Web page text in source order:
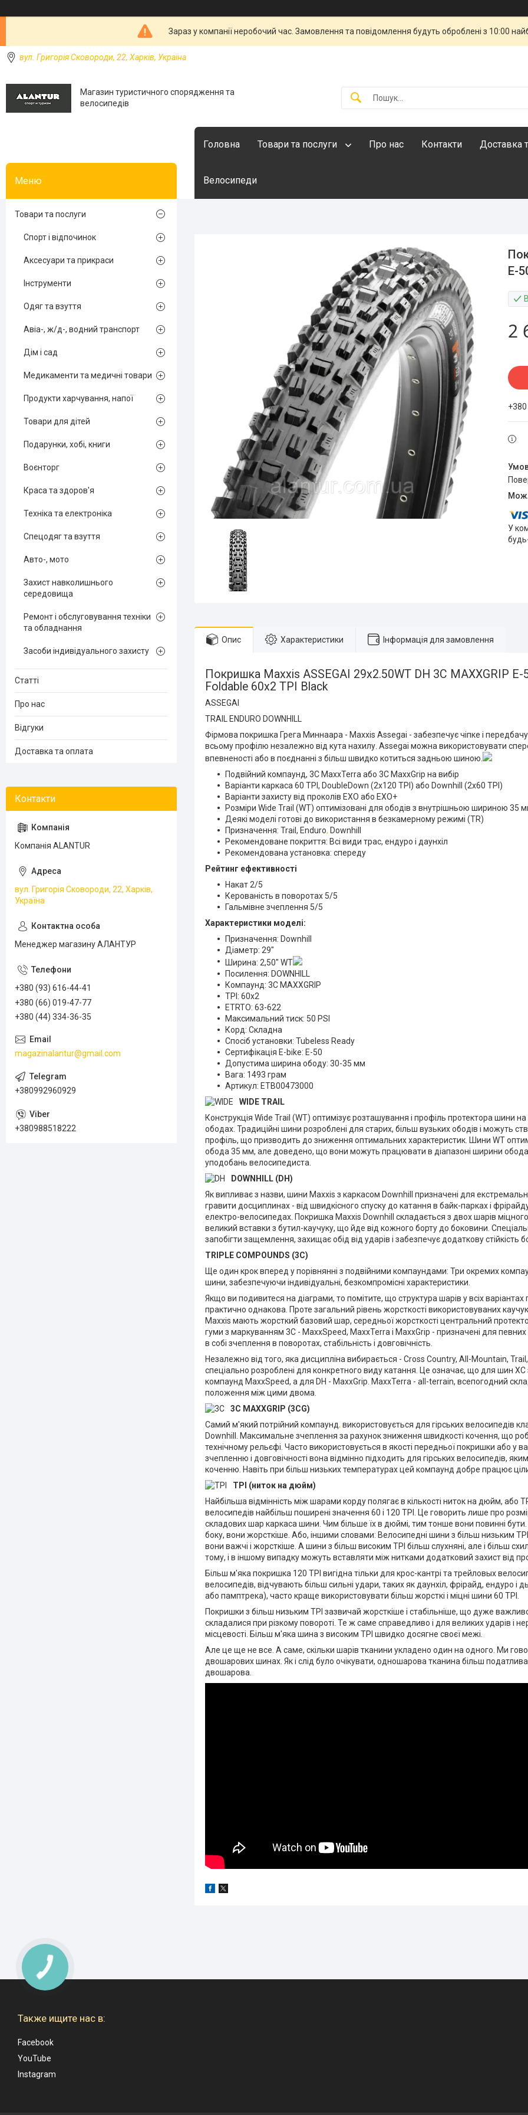
Зараз у компанії неробочий час. Замовлення та повідомлення будуть оброблені з 10:00
вул. Григорія Сковороди, 22, Харків, Україна
Магазин туристичного спорядження та
велосипедів
Головна Товари та послуги Про нас Контакти Доставка
Велосипеди
E-
2
У
Опис Характеристики Інформація для замовлення
Покришка Maxxis ASSEGAI 29x2.50WT DH 3C MAXXGRIP E-
Foldable 60x2 TPI Black
ASSEGAI
TRAIL ENDURO DOWNHILL
Фірмова покришка Грега Миннаара - Maxxis Assegai - забезпечує чіпке і
всьому профілю незалежно від кута нахилу. Assegai можна використовувати
впевненості або в поєднанні з більш швидко котиться задньою шиною.
Подвійний компаунд, 3C MaxxTerra або 3C MaxxGrip на вибір
Варіанти каркаса 60 TPI, DoubleDown (2x120 TPI) або Downhill (2x60 TPI)
Варіанти захисту від проколів EXO або EXO+
Розміри Wide Trail (WT) оптимізовані для ободів з внутрішньою шириною 35
Деякі моделі готові до використання в безкамерному режимі (TR)
Призначення: Trail, Enduro, Downhill
Рекомендоване покриття: Всі види трас, ендуро і даунхіл
Рекомендована установка: спереду
Рейтинг ефективності
Накат 2/5
Керованість в поворотах 5/5
Гальмівне зчеплення 5/5
Характеристики моделі:
Призначення: Downhill
Діаметр: 29"
Ширина: 2,50" WT
Посилення: DOWNHILL
Компаунд: 3C MAXXGRIP
TPI: 60x2
ETRTO: 63-622
Максимальний тиск: 50 PSI
Корд: Складна
Спосіб установки: Tubeless Ready
Сертифікація E-bike: E-50
Допустима ширина ободу: 30-35 мм
Вага: 1493 грам
Артикул: ETB00473000
WIDE TRAIL
Конструкція Wide Trail (WT) оптимізує розташування і профіль протектора шини
ободах. Традиційні шини розроблені для старих, більш вузьких ободів і можуть
профіль, що призводить до зниження оптимальних характеристик. Шини WT
обода 35 мм, але доведено, що вони можуть працювати в діапазоні ширини
уподобань велосипедиста.
DOWNHILL (DH)
Як випливає з назви, шини Maxxis з каркасом Downhill призначені для
гравити досциплинах - від швидкісного спуску до катання в байк-парках і
електро-велосипедах. Покришка Maxxis Downhill складається з двох шарів міцного
великий вставки з бутил-каучуку, що йде від кожного борту до боковини.
запобігти защемлення, захищає обід від ударів і забезпечує додаткову стійкість
TRIPLE COMPOUNDS (3C)
Ще один крок вперед у порівнянні з подвійними компаундами: Три окремих
шини, забезпечуючи індивідуальні, безкомпромісні характеристики.
Якщо ви подивитеся на діаграми, то помітите, що структура шарів у всіх варіантах
практично однакова. Проте загальний рівень жорсткості використовуваних
Maxxis мають жорсткий базовий шар, середньої жорсткості центральний
гуми з маркуванням 3C - MaxxSpeed, MaxxTerra і MaxxGrip - призначені для певних
в собі зчеплення в поворотах, стабільність і довговічність.
Незалежно від того, яка дисципліна вибирається - Cross Country, All-Mountain,
спеціально розроблені для конкретного виду катання. Це означає, що для шин
компаунд MaxxSpeed, а для DH - MaxxGrip. MaxxTerra - all-terrain, всепогодний
положення між цими двома.
3C MAXXGRIP (3CG)
Самий м'який потрійний компаунд, використовується для гірських велосипедів
Downhill. Максимальне зчеплення за рахунок зниження швидкості кочення, що
технічному рельєфі. Часто використовується в якості передньої покришки або у
зчепленню і довговічності вона відмінно підходить для гірських велосипедів,
коченню. Навіть при більш низьких температурах цей компаунд добре працює
TPI (ниток на дюйм)
Найбільша відмінність між шарами корду полягає в кількості ниток на дюйм, або
велосипедів найбільш поширені значення 60 і 120 TPI. Це говорить лише про
складових шар каркаса шини. Чим більше їх в дюймі, тим тонше вони повинні
боку, вони жорсткіше. Або, іншими словами: Велосипедні шини з більш низьким TPI
вони важчі і жорсткіше. А шини з більш високим TPI більш слухняні, але і більш
тому, і в іншому випадку можуть вставляти між нитками додатковий захист від
Більш м'яка покришка 120 TPI вигідна тільки для крос-кантрі та трейловых
велосипедів, відчувають більш сильні удари, таких як даунхіл, фрірайд, ендуро
або памптрека), часто краще використовувати більш жорсткі і міцні шини 60 TPI.
Покришки з більш низьким TPI зазвичай жорсткіше і стабільніше, що дуже
складалися при різкому повороті. Те ж саме справедливо і для великих ударів і
місцевості. Більш м'яка шина з високим TPI швидко досягне своєї межі.
Але це ще не все. А саме, скільки шарів тканини укладено один на одного. Ми
двошарових шинах. Як і слід було очікувати, одношарова тканина більш
двошарова.
Товари та послуги
Спорт і відпочинок
Аксесуари та прикраси
Інструменти
Одяг та взуття
Авіа-, ж/д-, водний транспорт
Дім і сад
Медикаменти та медичні товари
Продукти харчування, напої
Товари для дітей
Подарунки, хобі, книги
Воєнторг
Краса та здоров'я
Техніка та електроніка
Спецодяг та взуття
Авто-, мото
Захист навколишнього
середовища
Ремонт і обслуговування техніки
та обладнання
Засоби індивідуального захисту
Статті
Про нас
Відгуки
Доставка та оплата
Компанія ALANTUR
вул. Григорія Сковороди, 22, Харків,
Україна
Менеджер магазину АЛАНТУР
+380 (93) 616-44-41
+380 (66) 019-47-77
+380 (44) 334-36-35
magazinalantur@gmail.com
+380992960929
+380988518222
Также ищите нас в:
Facebook
YouTube
Instagram